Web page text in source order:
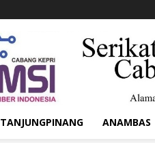
TANJUNGPINANG ANAMBAS